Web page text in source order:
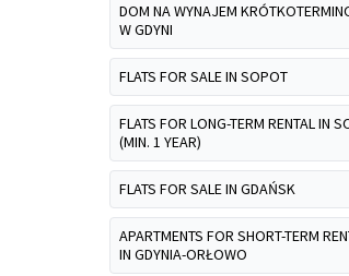
DOM NA WYNAJEM
W GDYNI
FLATS FOR SALE IN SOPOT
FLATS FOR LONG-TERM RENTAL IN
(MIN. 1 YEAR)
FLATS FOR SALE IN GDAŃSK
APARTMENTS FOR SHORT-TERM
IN GDYNIA-ORŁOWO